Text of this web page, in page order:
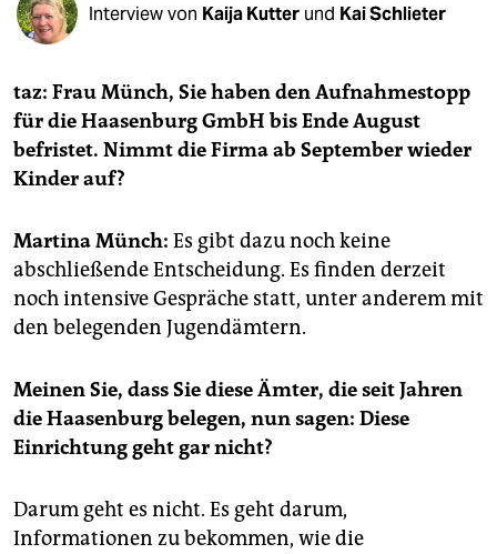
unterstützen
genossenschaft
epaper login
Interview von Kaija Kutter und Kai Schlieter
taz: Frau Münch, Sie haben den Aufnahmestopp
für die Haasenburg GmbH bis Ende August
befristet. Nimmt die Firma ab September wieder
Kinder auf?
Martina Münch: Es gibt dazu noch keine
abschließende Entscheidung. Es finden derzeit
noch intensive Gespräche statt, unter anderem mit
den belegenden Jugendämtern.
Meinen Sie, dass Sie diese Ämter, die seit Jahren
die Haasenburg belegen, nun sagen: Diese
Einrichtung geht gar nicht?
Darum geht es nicht. Es geht darum,
Informationen zu bekommen, wie die